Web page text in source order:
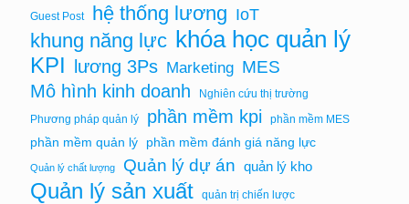
Guest Post hệ thống lương IoT
khung năng lực khóa học quản lý
KPI lương 3Ps Marketing MES
Mô hình kinh doanh
Nghiên cứu thị trường
Phương pháp quản lý
phần mềm kpi phần mềm MES
phần mềm quản lý phần mềm đánh giá năng lực
Quản lý chất lượng Quản lý dự án quản lý kho
Quản lý sản xuất quản trị chiến lược